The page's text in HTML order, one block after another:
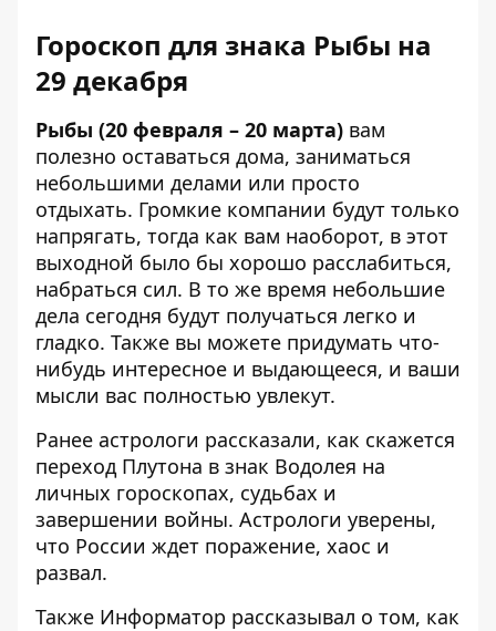
Гороскоп для знака Рыбы на
29 декабря
Рыбы (20 февраля – 20 марта) вам
полезно оставаться дома, заниматься
небольшими делами или просто
отдыхать. Громкие компании будут только
напрягать, тогда как вам наоборот, в этот
выходной было бы хорошо расслабиться,
набраться сил. В то же время небольшие
дела сегодня будут получаться легко и
гладко. Также вы можете придумать что-
нибудь интересное и выдающееся, и ваши
мысли вас полностью увлекут.
Ранее астрологи рассказали, как скажется
переход Плутона в знак Водолея на
личных гороскопах, судьбах и
завершении войны. Астрологи уверены,
что России ждет поражение, хаос и
развал.
Также Информатор рассказывал о том, как